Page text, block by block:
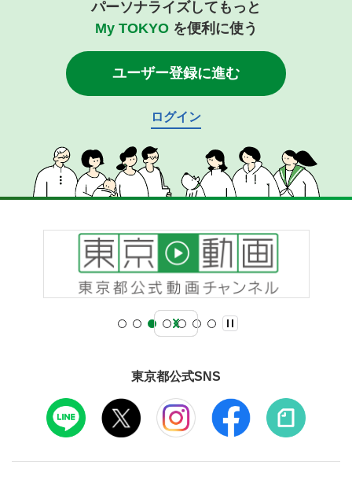
パーソナライズしてもっと
My TOKYOを便利に使う
ユーザー登録に進む
ログイン
東京都公式SNS